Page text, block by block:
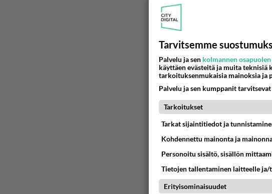
Tarvitsemme
Palvelu ja sen kolmannen
käyttäen evästeitä ja muita
tarkoituksenmukaisia mainoksia ja
Palvelu ja sen kumppanit
Tarkoitukset
Tarkat sijaintitiedot ja
Kohdennettu mainonta ja
Personoitu sisältö, sisällön
Tietojen tallentaminen laitteelle
Erityisominaisuudet